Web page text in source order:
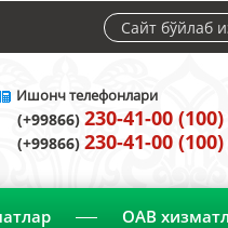
Ишонч телефонлари
(+99866) 230-41-00 (100)
(+99866) 230-41-00 (100)
ОАВ